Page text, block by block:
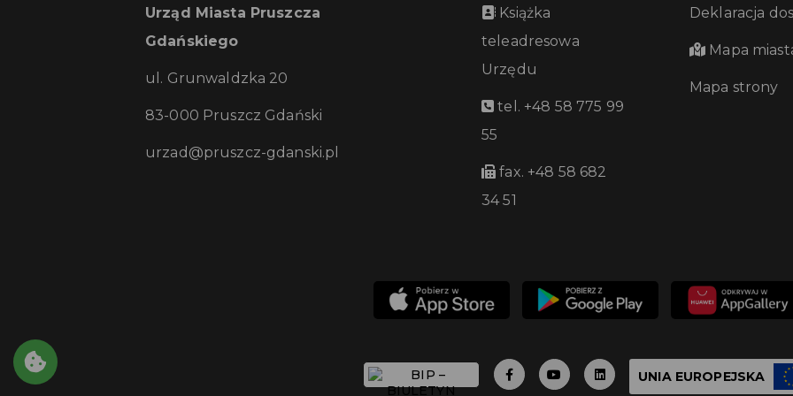
Urząd Miasta Pruszcza
Gdańskiego
ul. Grunwaldzka 20
83-000 Pruszcz Gdański
urzad@pruszcz-gdanski.pl
Książka
teleadresowa
Urzędu
tel. +48 58 775 99
55
fax. +48 58 682
34 51
Deklaracja
Mapa
Mapa strony
UNIA EUROPEJSKA